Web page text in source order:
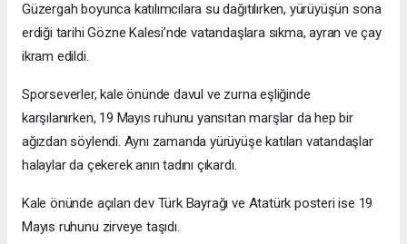
Güzergah boyunca katılımcılara su dağıtılırken, yürüyüşün sona
erdiği tarihi Gözne Kalesi’nde vatandaşlara sıkma, ayran ve çay
ikram edildi.
Sporseverler, kale önünde davul ve zurna eşliğinde
karşılanırken, 19 Mayıs ruhunu yansıtan marşlar da hep bir
ağızdan söylendi. Aynı zamanda yürüyüşe katılan vatandaşlar
halaylar da çekerek anın tadını çıkardı.
Kale önünde açılan dev Türk Bayrağı ve Atatürk posteri ise 19
Mayıs ruhunu zirveye taşıdı.